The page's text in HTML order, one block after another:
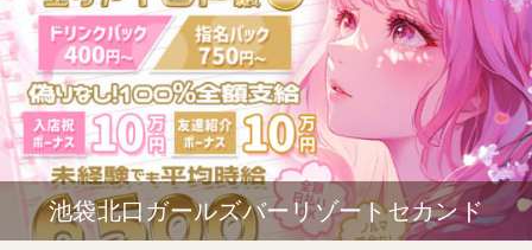
池袋北口ガールズバーリゾートセカンド